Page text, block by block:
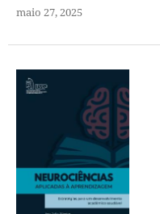
maio 27, 2025